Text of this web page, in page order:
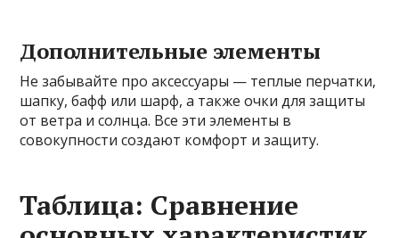
Дополнительные элементы
Не забывайте про аксессуары — теплые перчатки,
шапку, бафф или шарф, а также очки для защиты
от ветра и солнца. Все эти элементы в
совокупности создают комфорт и защиту.
Таблица: Сравнение